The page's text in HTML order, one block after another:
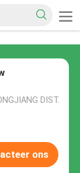
DIST.
ons